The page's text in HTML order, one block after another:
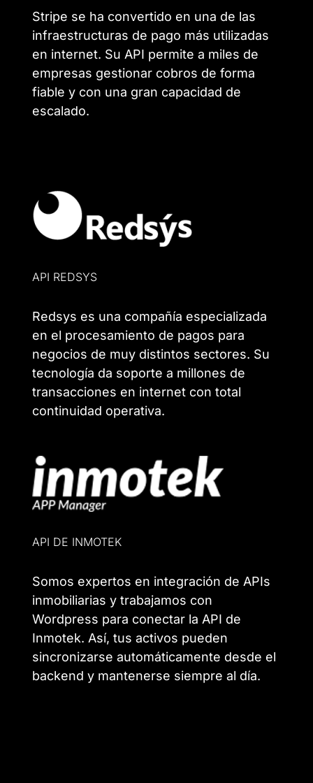
Stripe se ha convertido en una de las
infraestructuras de pago más utilizadas
en internet. Su API permite a miles de
empresas gestionar cobros de forma
fiable y con una gran capacidad de
escalado.
API REDSYS
Redsys es una compañía especializada
en el procesamiento de pagos para
negocios de muy distintos sectores. Su
tecnología da soporte a millones de
transacciones en internet con total
continuidad operativa.
API DE INMOTEK
Somos expertos en integración de APIs
inmobiliarias y trabajamos con
Wordpress para conectar la API de
Inmotek. Así, tus activos pueden
sincronizarse automáticamente desde el
backend y mantenerse siempre al día.